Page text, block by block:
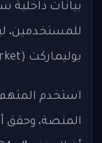
بيانات
للمستخدمين،
بوليماركت (Polymarket) بين أكتوبر وديسمبر.
المنصة، وحقق